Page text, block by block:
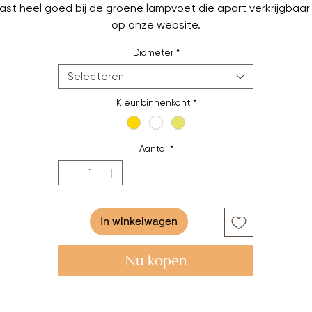
heel goed bij de groene lampvoet die apart verkrijgbaar
op onze website.
Diameter *
Selecteren
Kleur binnenkant *
Aantal *
In winkelwagen
Nu kopen